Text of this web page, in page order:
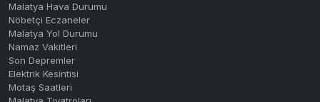
Malatya Hava Durumu
Nöbetçi Eczaneler
Malatya Yol Durumu
Namaz Vakitleri
Son Depremler
Elektrik Kesintisi
Motaş Saatleri